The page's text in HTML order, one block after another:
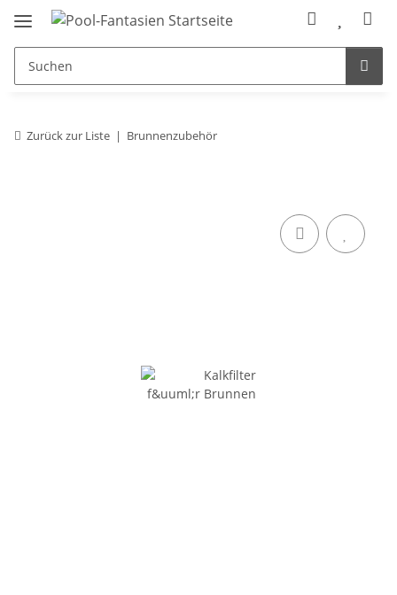
Zurück zur Liste Brunnenzubehör